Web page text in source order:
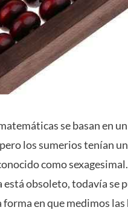
se basan en
los sumerios tenían
como
está obsoleto, todavía se
forma en que medimos las